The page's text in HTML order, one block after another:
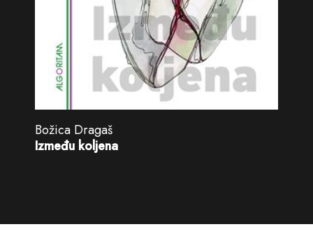
Božica Dragaš
Između koljena